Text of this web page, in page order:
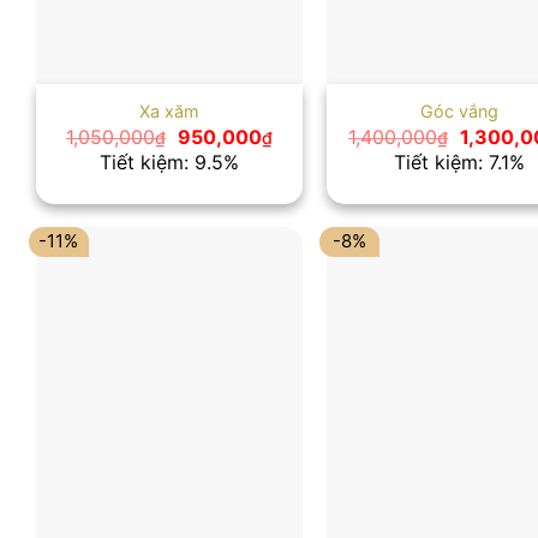
Xa xăm
1,050,000₫ Giá
gốc
là:
950,000₫Giá
hiện
950,000₫.
Tiết kiệm: 9.5%
Góc vắng
1,400,000₫ Giá
gốc
là:
Tiết kiệm: 7.1%
-11% -8%